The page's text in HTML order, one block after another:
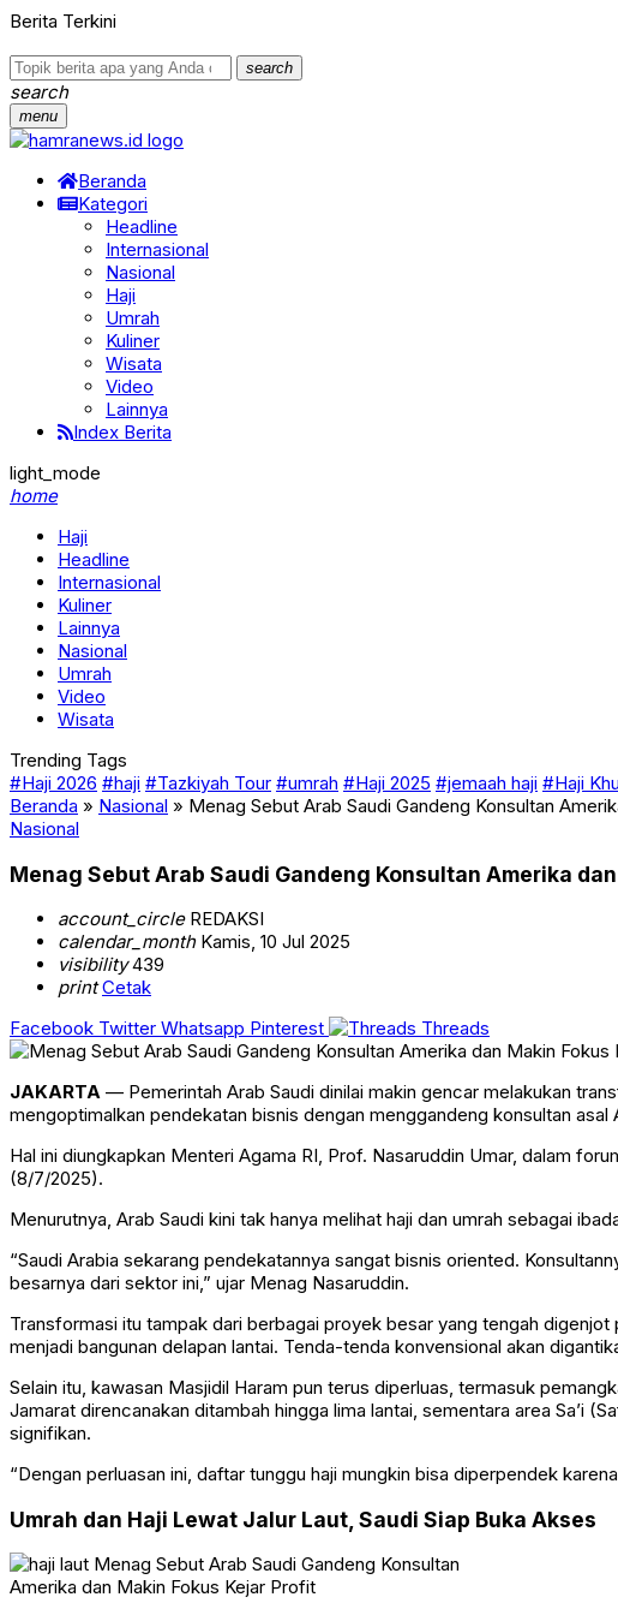
Berita Terkini
search
search
menu
Beranda
Kategori
Headline
Internasional
Nasional
Haji
Umrah
Kuliner
Wisata
Video
Lainnya
Index Berita
light_mode
home
Haji
Headline
Internasional
Kuliner
Lainnya
Nasional
Umrah
Video
Wisata
Trending Tags
#Haji 2026 #haji #Tazkiyah Tour #umrah #Haji 2025 #jemaah haji #Haji
Beranda » Nasional » Menag Sebut Arab Saudi Gandeng Konsultan
Nasional
Menag Sebut Arab Saudi Gandeng Konsultan Amerika
account_circleREDAKSI
calendar_monthKamis, 10 Jul 2025
visibility439
print Cetak
Facebook Twitter Whatsapp Pinterest Threads
JAKARTA — Pemerintah Arab Saudi dinilai makin gencar melakukan
mengoptimalkan pendekatan bisnis dengan menggandeng konsultan asal
Hal ini diungkapkan Menteri Agama RI, Prof. Nasaruddin Umar, dalam
(8/7/2025).
Menurutnya, Arab Saudi kini tak hanya melihat haji dan umrah sebagai
“Saudi Arabia sekarang pendekatannya sangat bisnis oriented.
besarnya dari sektor ini,” ujar Menag Nasaruddin.
Transformasi itu tampak dari berbagai proyek besar yang tengah
menjadi bangunan delapan lantai. Tenda-tenda konvensional akan
Selain itu, kawasan Masjidil Haram pun terus diperluas, termasuk
Jamarat direncanakan ditambah hingga lima lantai, sementara area Sa’i
signifikan.
“Dengan perluasan ini, daftar tunggu haji mungkin bisa diperpendek
Umrah dan Haji Lewat Jalur Laut, Saudi Siap Buka Akses